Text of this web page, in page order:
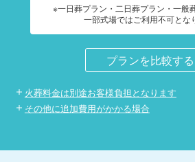
※一日葬プラン・二日葬プラン・一般
一部式場ではご利用不可とな
プランを比較する
火葬料金は別途お客様負担となります
その他に追加費用がかかる場合